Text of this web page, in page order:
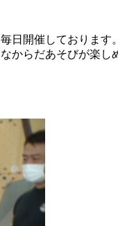
日開催しております。
からだあそびが楽し